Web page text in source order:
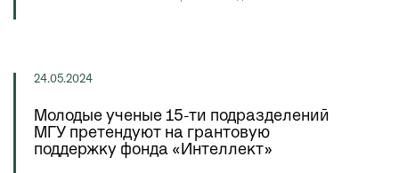
24.05.2024
Молодые ученые 15-ти подразделений
МГУ претендуют на грантовую
поддержку фонда «Интеллект»